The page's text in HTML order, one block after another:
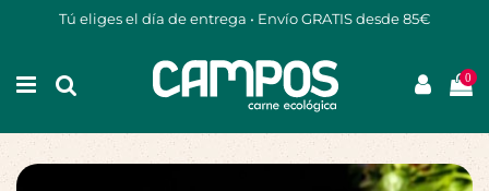
Tú eliges el día de entrega • Envío GRATIS desde 85€
0